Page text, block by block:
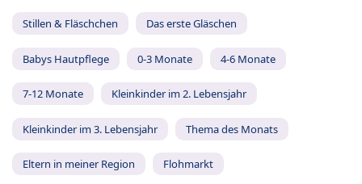
Stillen & Fläschchen Das erste Gläschen
Babys Hautpflege 0-3 Monate 4-6 Monate
7-12 Monate Kleinkinder im 2. Lebensjahr
Kleinkinder im 3. Lebensjahr Thema des Monats
Eltern in meiner Region Flohmarkt